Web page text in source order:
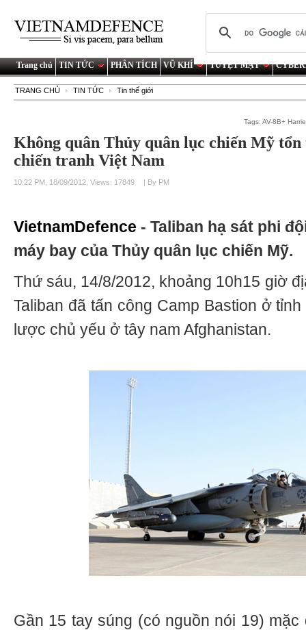
Trang chủ TIN TỨC PHÂN TÍCH VŨ KHÍ TUYỆT MẬT
TRANG CHỦ TIN TỨC Tin thế giới
Tags:AV-8B+
Không quân Thủy quân lục chiến Mỹ tổn
chiến tranh Việt Nam
10:22 PM, 18/09/2012, Views: 17849 | By PM
VietnamDefence - Taliban hạ sát phi
máy bay của Thủy quân lục chiến Mỹ.
Thứ sáu, 14/8/2012, khoảng 10h15 giờ
Taliban đã tấn công Camp Bastion ở
lược chủ yếu ở tây nam Afghanistan.
Gần 15 tay súng (có nguồn nói 19)